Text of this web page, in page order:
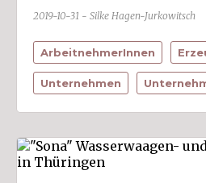
2019-10-31 - Silke Hagen-Jurkowitsch
ArbeitnehmerInnen
Unternehmen